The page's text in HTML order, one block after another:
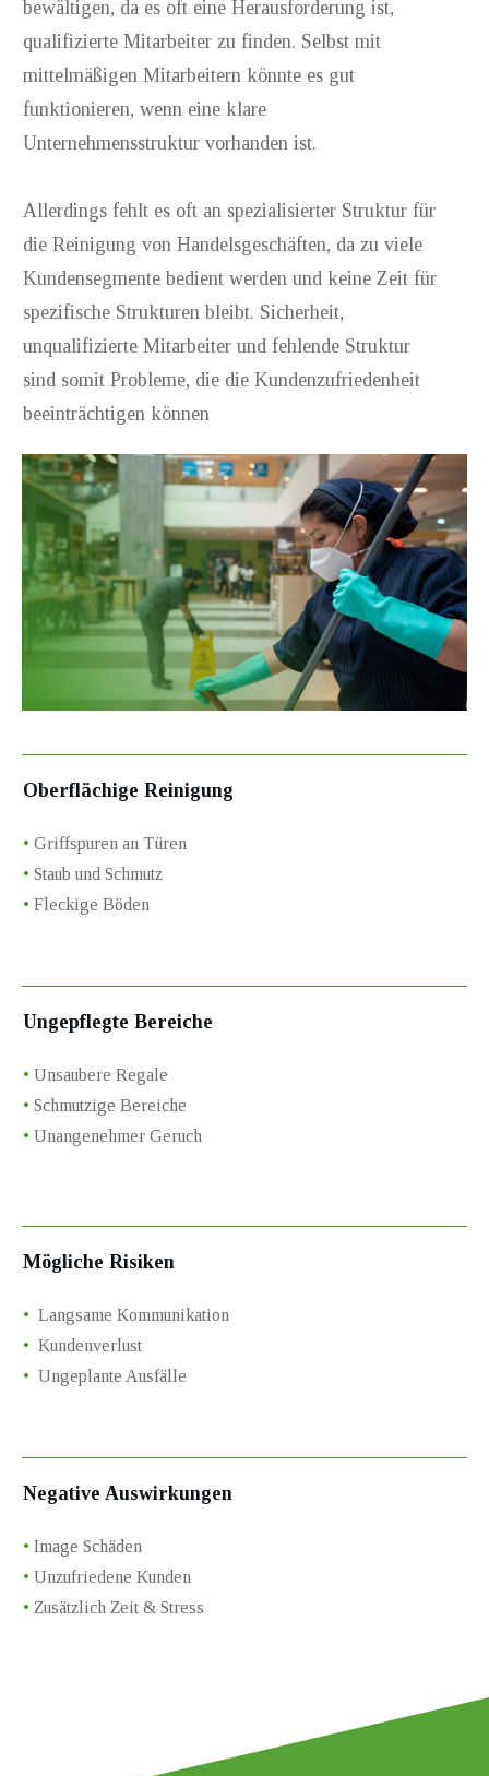
bewältigen, da es oft eine Herausforderung ist,
qualifizierte Mitarbeiter zu finden. Selbst mit
mittelmäßigen Mitarbeitern könnte es gut
funktionieren, wenn eine klare
Unternehmensstruktur vorhanden ist.
Allerdings fehlt es oft an spezialisierter Struktur für
die Reinigung von Handelsgeschäften, da zu viele
Kundensegmente bedient werden und keine Zeit für
spezifische Strukturen bleibt. Sicherheit,
unqualifizierte Mitarbeiter und fehlende Struktur
sind somit Probleme, die die Kundenzufriedenheit
beeinträchtigen können
Oberflächige Reinigung
• Griffspuren an Türen
• Staub und Schmutz
• Fleckige Böden
Ungepflegte Bereiche
• Unsaubere Regale
• Schmutzige Bereiche
• Unangenehmer Geruch
Mögliche Risiken
• Langsame Kommunikation
• Kundenverlust
• Ungeplante Ausfälle
Negative Auswirkungen
• Image Schäden
• Unzufriedene Kunden
• Zusätzlich Zeit & Stress